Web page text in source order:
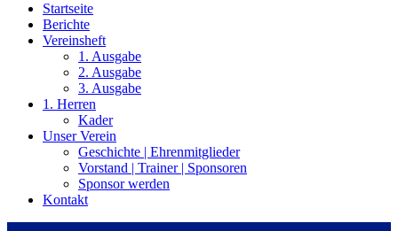
Startseite
Berichte
Vereinsheft
1. Ausgabe
2. Ausgabe
3. Ausgabe
1. Herren
Kader
Unser Verein
Geschichte | Ehrenmitglieder
Vorstand | Trainer | Sponsoren
Sponsor werden
Kontakt